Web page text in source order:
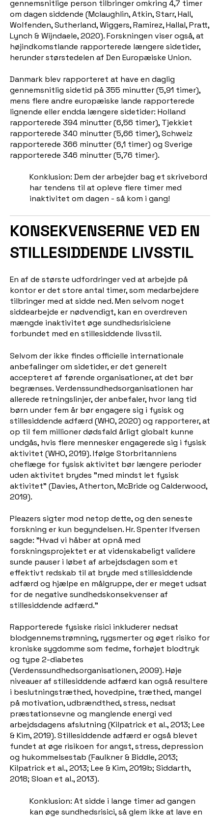
gennemsnitlige person tilbringer omkring 4,7 timer
om dagen siddende (Mclaughlin, Atkin, Starr, Hall,
Wolfenden, Sutherland, Wiggers, Ramirez, Hallal, Pratt,
Lynch & Wijndaele, 2020). Forskningen viser også, at
højindkomstlande rapporterede længere sidetider,
herunder størstedelen af Den Europæiske Union.
Danmark blev rapporteret at have en daglig
gennemsnitlig sidetid på 355 minutter (5,91 timer),
mens flere andre europæiske lande rapporterede
lignende eller endda længere sidetider: Holland
rapporterede 394 minutter (6,56 timer), Tjekkiet
rapporterede 340 minutter (5,66 timer), Schweiz
rapporterede 366 minutter (6,1 timer) og Sverige
rapporterede 346 minutter (5,76 timer).
Konklusion: Dem der arbejder bag et skrivebord
har tendens til at opleve flere timer med
inaktivitet om dagen - så kom i gang!
KONSEKVENSERNE VED EN
STILLESIDDENDE LIVSSTIL
En af de største udfordringer ved at arbejde på
kontor er det store antal timer, som medarbejdere
tilbringer med at sidde ned. Men selvom noget
siddearbejde er nødvendigt, kan en overdreven
mængde inaktivitet øge sundhedsrisiciene
forbundet med en stillesiddende livsstil.
Selvom der ikke findes officielle internationale
anbefalinger om sidetider, er det generelt
accepteret af førende organisationer, at det bør
begrænses. Verdenssundhedsorganisationen har
allerede retningslinjer, der anbefaler, hvor lang tid
børn under fem år bør engagere sig i fysisk og
stillesiddende adfærd (WHO, 2020) og rapporterer, at
op til fem millioner dødsfald årligt globalt kunne
undgås, hvis flere mennesker engagerede sig i fysisk
aktivitet (WHO, 2019). Ifølge Storbritanniens
cheflæge for fysisk aktivitet bør længere perioder
uden aktivitet brydes "med mindst let fysisk
aktivitet" (Davies, Atherton, McBride og Calderwood,
2019).
Pleazers sigter mod netop dette, og den seneste
forskning er kun begyndelsen. Hr. Spenter Ifversen
sagde: "Hvad vi håber at opnå med
forskningsprojektet er at videnskabeligt validere
sunde pauser i løbet af arbejdsdagen som et
effektivt redskab til at bryde med stillesiddende
adfærd og hjælpe en målgruppe, der er meget udsat
for de negative sundhedskonsekvenser af
stillesiddende adfærd."
Rapporterede fysiske risici inkluderer nedsat
blodgennemstrømning, rygsmerter og øget risiko for
kroniske sygdomme som fedme, forhøjet blodtryk
og type 2-diabetes
(Verdenssundhedsorganisationen, 2009). Høje
niveauer af stillesiddende adfærd kan også resultere
i beslutningstræthed, hovedpine, træthed, mangel
på motivation, udbrændthed, stress, nedsat
præstationsevne og manglende energi ved
arbejdsdagens afslutning (Kilpatrick et al., 2013; Lee
& Kim, 2019). Stillesiddende adfærd er også blevet
fundet at øge risikoen for angst, stress, depression
og hukommelsestab (Faulkner & Biddle, 2013;
Kilpatrick et al., 2013; Lee & Kim, 2019b; Siddarth,
2018; Sloan et al., 2013).
Konklusion: At sidde i lange timer ad gangen
kan øge sundhedsrisici, så glem ikke at lave en